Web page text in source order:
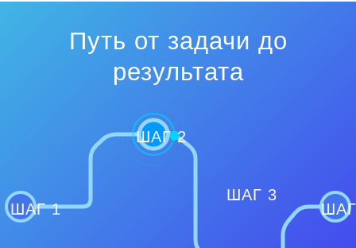
Путь от задачи до
результата
ШАГ 1
ШАГ 2
ШАГ 3